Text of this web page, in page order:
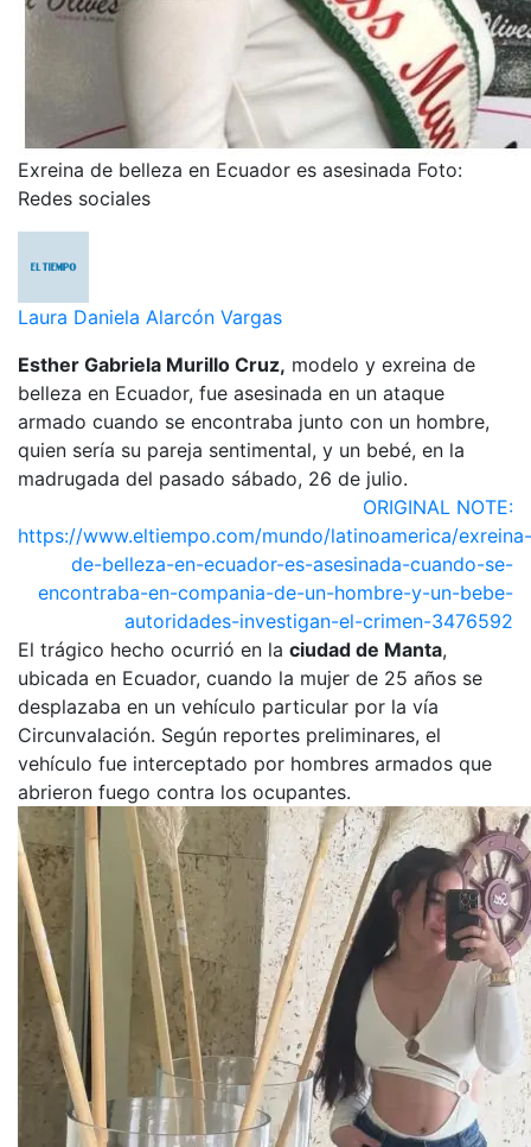
Exreina de belleza en Ecuador es asesinada Foto:
Redes sociales
Laura Daniela Alarcón Vargas
Esther Gabriela Murillo Cruz, modelo y exreina de
belleza en Ecuador, fue asesinada en un ataque
armado cuando se encontraba junto con un hombre,
quien sería su pareja sentimental, y un bebé, en la
madrugada del pasado sábado, 26 de julio.
ORIGINAL NOTE:
https://www.eltiempo.com/mundo/latinoamerica/exreina-
de-belleza-en-ecuador-es-asesinada-cuando-se-
encontraba-en-compania-de-un-hombre-y-un-bebe-
autoridades-investigan-el-crimen-3476592
El trágico hecho ocurrió en la ciudad de Manta,
ubicada en Ecuador, cuando la mujer de 25 años se
desplazaba en un vehículo particular por la vía
Circunvalación. Según reportes preliminares, el
vehículo fue interceptado por hombres armados que
abrieron fuego contra los ocupantes.